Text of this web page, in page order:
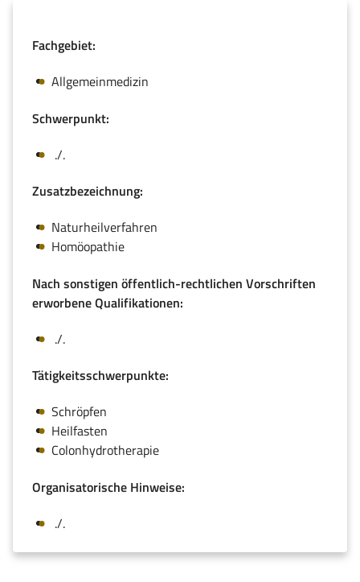
Fachgebiet:
Allgemeinmedizin
Schwerpunkt:
./.
Zusatzbezeichnung:
Naturheilverfahren
Homöopathie
Nach sonstigen öffentlich-rechtlichen Vorschriften
erworbene Qualifikationen:
./.
Tätigkeitsschwerpunkte:
Schröpfen
Heilfasten
Colonhydrotherapie
Organisatorische Hinweise:
./.